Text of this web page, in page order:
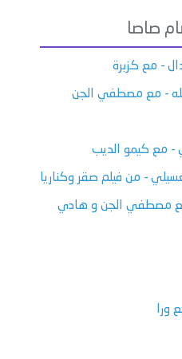
صاصا
- مع كزبرة
- مع مصطفي الجن
- مع كيمو الديب
- من فيلم صقر وكناريا
مع مصطفي الجن و هادي
ورا